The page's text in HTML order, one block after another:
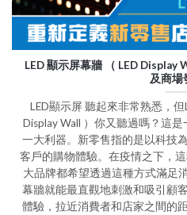
LED 顯示屏幕牆 （ LED Display
及商場
LED顯示屏 聽起來非常熟悉，
Display Wall ）你又聽過嗎？這
一大利器。新零售指的是以科技
客戶的購物體驗。在疫情之下，
大品牌都希望透過這種方式滿足
幕牆就能最直觀地刺激和吸引顧
體驗，拉近消費者和店家之間的